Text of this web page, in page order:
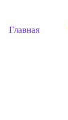
Главная